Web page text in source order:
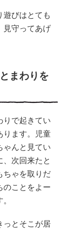
遊びはとても
見守ってあげ
まわりを
りで起きてい
ります。児童
ゃんと見てい
次回来たと
ちゃを取りだ
のことをよー
っとそこが居